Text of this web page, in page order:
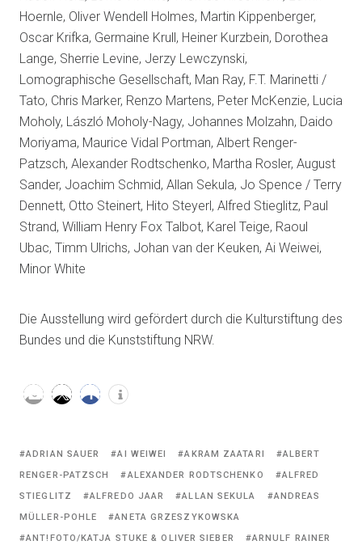
Hoernle, Oliver Wendell Holmes, Martin Kippenberger,
Oscar Krifka, Germaine Krull, Heiner Kurzbein, Dorothea
Lange, Sherrie Levine, Jerzy Lewczynski,
Lomographische Gesellschaft, Man Ray, F.T. Marinetti /
Tato, Chris Marker, Renzo Martens, Peter McKenzie, Lucia
Moholy, László Moholy-Nagy, Johannes Molzahn, Daido
Moriyama, Maurice Vidal Portman, Albert Renger-
Patzsch, Alexander Rodtschenko, Martha Rosler, August
Sander, Joachim Schmid, Allan Sekula, Jo Spence / Terry
Dennett, Otto Steinert, Hito Steyerl, Alfred Stieglitz, Paul
Strand, William Henry Fox Talbot, Karel Teige, Raoul
Ubac, Timm Ulrichs, Johan van der Keuken, Ai Weiwei,
Minor White
Die Ausstellung wird gefördert durch die Kulturstiftung des
Bundes und die Kunststiftung NRW.
Tagged
with:
ADRIAN SAUER AI WEIWEI AKRAM ZAATARI
ALBERT
RENGER-PATZSCH
ALEXANDER RODTSCHENKO
ALFRED
STIEGLITZ
ALFREDO JAAR ALLAN SEKULA
ANDREAS
MÜLLER-POHLE
ANETA GRZESZYKOWSKA
ANT!FOTO/KATJA STUKE & OLIVER SIEBER
ARNULF RAINER